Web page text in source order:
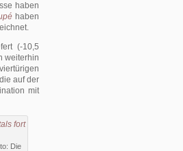
haben
haben
(-10,5
weiterhin
auf der
mit
Die